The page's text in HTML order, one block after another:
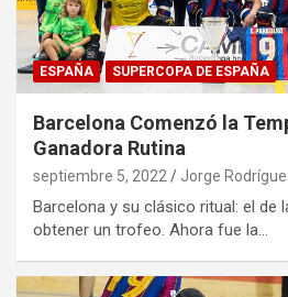
ESPAÑA SUPERCOPA DE ESPAÑA
Barcelona Comenzó la
Ganadora Rutina
septiembre 5, 2022 Jorge
Barcelona y su clásico ritual: el de
obtener un trofeo. Ahora fue la…